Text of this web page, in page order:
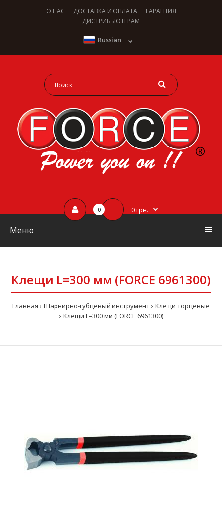
О НАС ДОСТАВКА И ОПЛАТА
ГАРАНТИЯ
ДИСТРИБЬЮТЕРАМ
Russian
0 0 грн.
Меню
Клещи L=300 мм (FORCE 6961300)
Главная Шарнирно-губцевый инструмент
Клещи торцевые
Клещи L=300 мм (FORCE 6961300)